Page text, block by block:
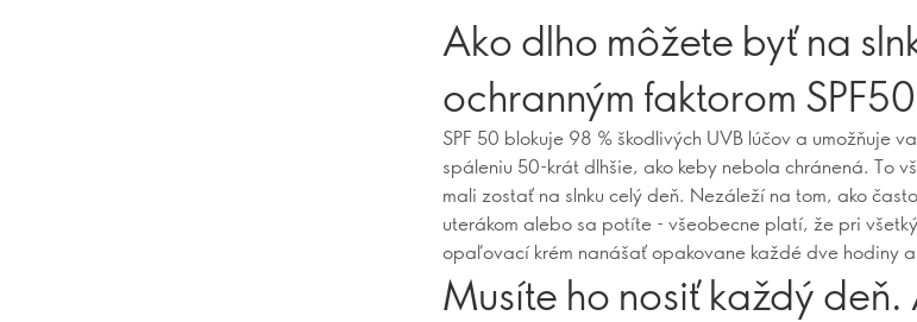
Ako dlho môžete byť na
ochranným faktorom
SPF 50 blokuje 98 % škodlivých UVB lúčov a umožňuje
spáleniu 50-krát dlhšie, ako keby nebola chránená. To
mali zostať na slnku celý deň. Nezáleží na tom, ako
uterákom alebo sa potíte - všeobecne platí, že pri
opaľovací krém nanášať opakovane každé dve hodiny
Musíte ho nosiť každý deň.